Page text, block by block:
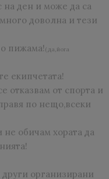
ден и може да са
доволна и тези
пижама! (да,йога
екипчетата!
отказвам от спорта и
по нещо,всеки
обичам хората да
организирани